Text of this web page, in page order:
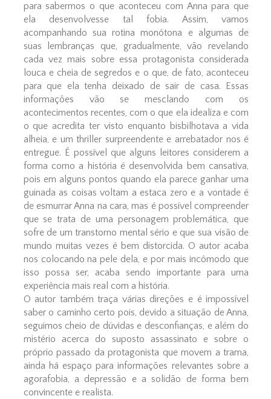
para sabermos o que aconteceu com Anna para que
ela desenvolvesse tal fobia. Assim, vamos
acompanhando sua rotina monótona e algumas de
suas lembranças que, gradualmente, vão revelando
cada vez mais sobre essa protagonista considerada
louca e cheia de segredos e o que, de fato, aconteceu
para que ela tenha deixado de sair de casa. Essas
informações vão se mesclando com os
acontecimentos recentes, com o que ela idealiza e com
o que acredita ter visto enquanto bisbilhotava a vida
alheia, e um thriller surpreendente e arrebatador nos é
entregue. É possível que alguns leitores considerem a
forma como a história é desenvolvida bem cansativa,
pois em alguns pontos quando ela parece ganhar uma
guinada as coisas voltam a estaca zero e a vontade é
de esmurrar Anna na cara, mas é possível compreender
que se trata de uma personagem problemática, que
sofre de um transtorno mental sério e que sua visão de
mundo muitas vezes é bem distorcida. O autor acaba
nos colocando na pele dela, e por mais incômodo que
isso possa ser, acaba sendo importante para uma
experiência mais real com a história.
O autor também traça várias direções e é impossível
saber o caminho certo pois, devido a situação de Anna,
seguimos cheio de dúvidas e desconfianças, e além do
mistério acerca do suposto assassinato e sobre o
próprio passado da protagonista que movem a trama,
ainda há espaço para informações relevantes sobre a
agorafobia, a depressão e a solidão de forma bem
convincente e realista.